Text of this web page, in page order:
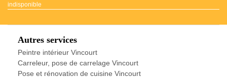
indisponible
Autres services
Peintre intérieur Vincourt
Carreleur, pose de carrelage Vincourt
Pose et rénovation de cuisine Vincourt